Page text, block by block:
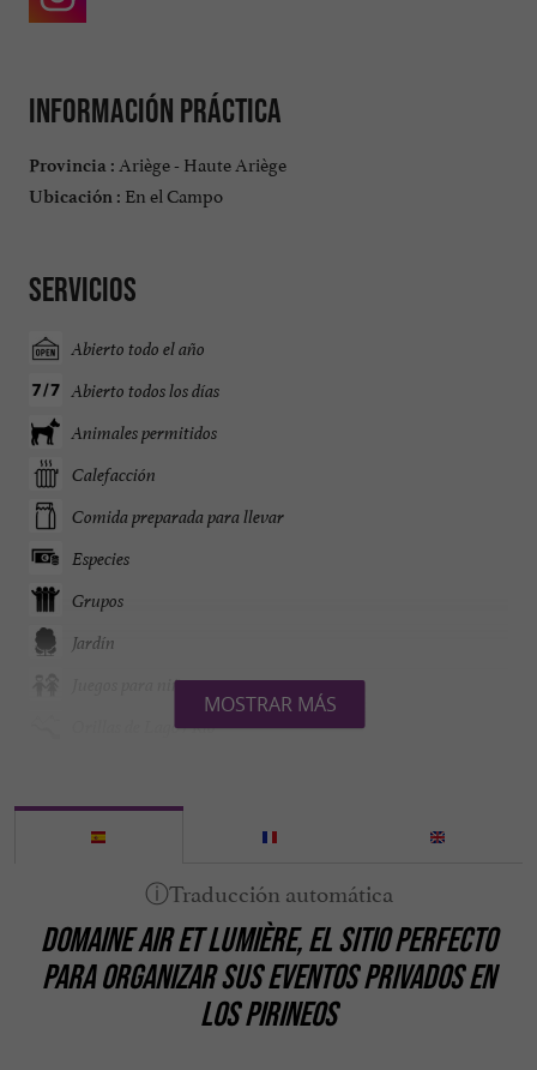
Información práctica
Provincia : Ariège - Haute Ariège
Ubicación : En el Campo
Servicios
Abierto todo el año
Abierto todos los días
Animales permitidos
Calefacción
Comida preparada para llevar
Especies
Grupos
Jardín
Juegos para niños
Orillas de Lago / Río
Ping pong
Vista sobre la montaña
MOSTRAR MÁS
DOMAINE AIR ET LUMIÈRE,EL SITIO PERFECTO
PARA ORGANIZAR SUS EVENTOS PRIVADOSEN
LOS PIRINEOS